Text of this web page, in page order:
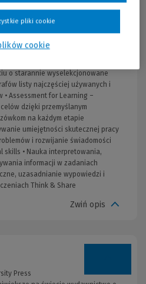
pracy uczniów • Książka
• Zadania do nowej
w lekcjach Skills Trainer w
o starannie wyselekcjonowane
listy najczęściej używanych i
• Assessment for Learning –
dzięki przemyślanym
na każdym etapie
umiejętności skutecznej pracy
i rozwijanie świadomości
skills • Nauka interpretowania,
informacji w zadaniach
uzasadnianie wypowiedzi i
Think & Share
Zwiń opis
Press
cookie
pliki cookie